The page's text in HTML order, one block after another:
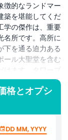
徴的なランドマー
築を堪能してくだ
学の傑作は、重要
名所です。高所に
下を通る迫力ある
ール大聖堂を含む
けます。タワーブ
異がどのように設
めにどのように
してください。
かつて跳ね上げ機
ンドンの産業史
の訪問は単なる
格とオプシ
DD MM, YYYY